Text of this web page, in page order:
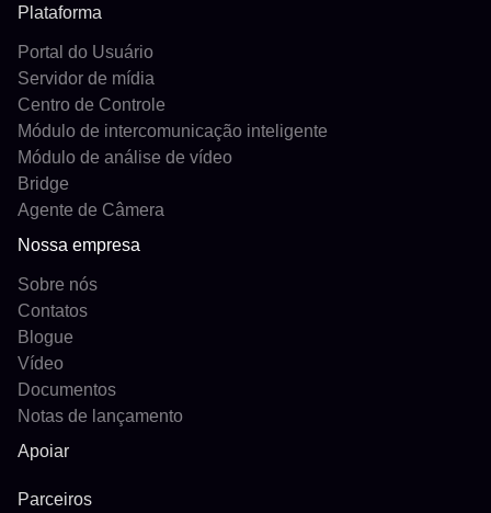
Plataforma
Portal do Usuário
Servidor de mídia
Centro de Controle
Módulo de intercomunicação inteligente
Módulo de análise de vídeo
Bridge
Agente de Câmera
Nossa empresa
Sobre nós
Contatos
Blogue
Vídeo
Documentos
Notas de lançamento
Apoiar
Parceiros